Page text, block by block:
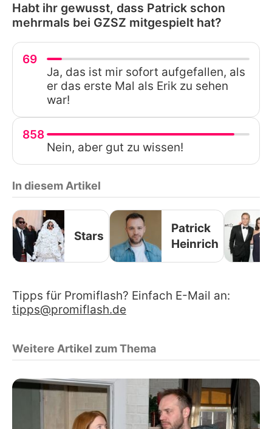
Habt ihr gewusst, dass Patrick schon
mehrmals bei GZSZ mitgespielt hat?
69
Ja, das ist mir sofort aufgefallen, als
er das erste Mal als Erik zu sehen
war!
858
Nein, aber gut zu wissen!
In diesem Artikel
Stars
Patrick
Heinrich
Tipps für Promiflash? Einfach E-Mail an:
tipps@promiflash.de
Weitere Artikel zum Thema